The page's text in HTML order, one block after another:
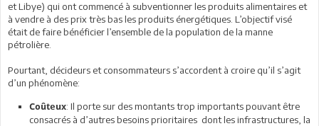
et Libye) qui ont commencé à subventionner les produits alimentaires et
à vendre à des prix très bas les produits énergétiques. L’objectif visé
était de faire bénéficier l’ensemble de la population de la manne
pétrolière.
Pourtant, décideurs et consommateurs s’accordent à croire qu’il s’agit
d’un phénomène:
Coûteux: Il porte sur des montants trop importants pouvant être
consacrés à d’autres besoins prioritaires dont les infrastructures, la